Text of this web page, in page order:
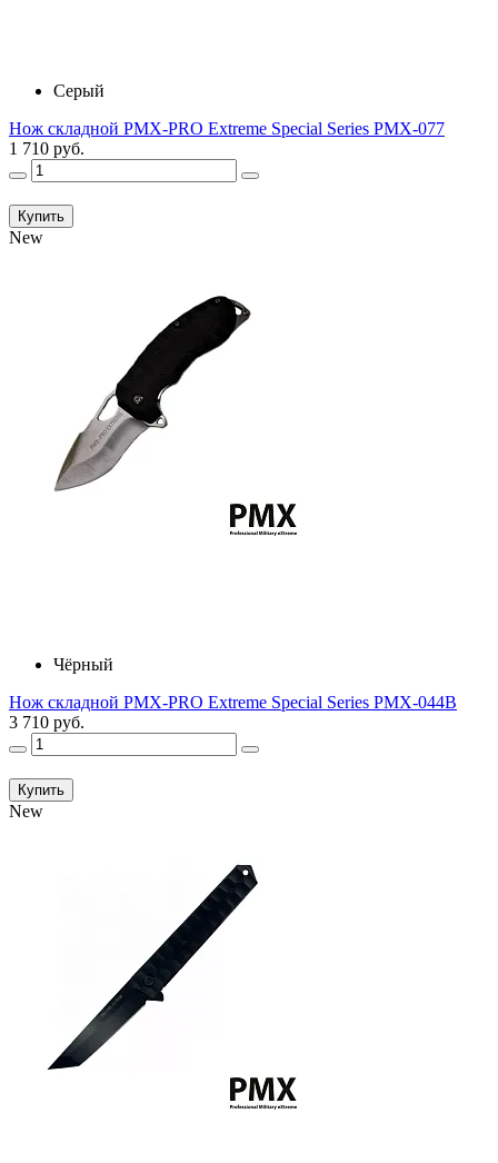
Серый
Нож складной PMX-PRO Extreme Special Series PMX-077
1 710 руб.
Купить
New
Чёрный
Нож складной PMX-PRO Extreme Special Series PMX-044B
3 710 руб.
Купить
New